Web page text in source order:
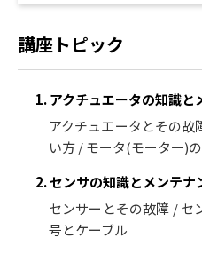
講座トピック
1. アクチュエータの知識と
アクチュエータとその
い方 / モータ(モーター)
2. センサの知識とメンテナ
センサーとその故障 / セ
号とケーブル